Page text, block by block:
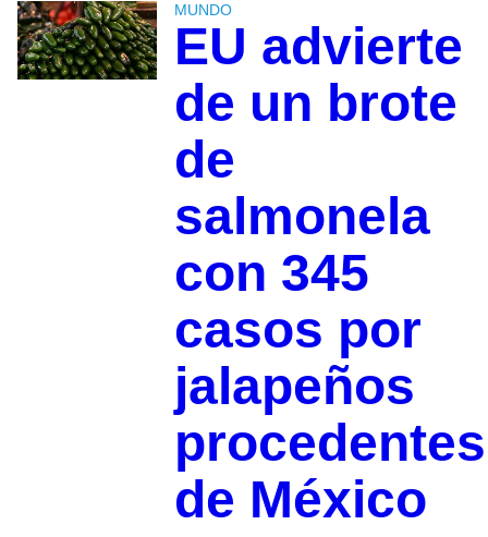
MUNDO
EU advierte
de un brote
de
salmonela
con 345
casos por
jalapeños
procedentes
de México